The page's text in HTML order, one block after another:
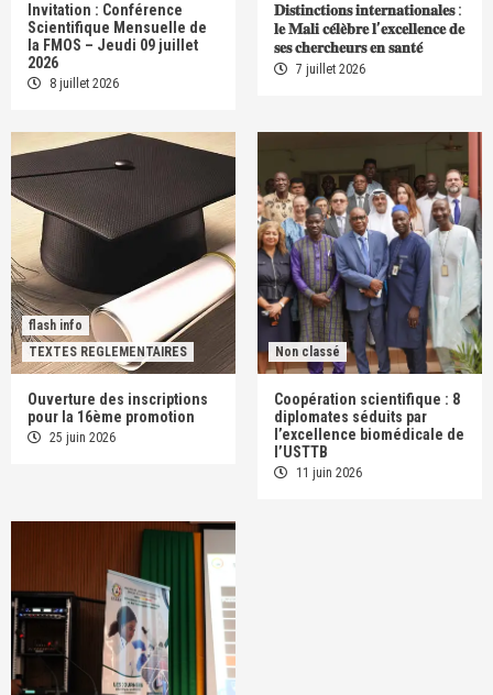
Invitation : Conférence
Scientifique Mensuelle de
la FMOS – Jeudi 09 juillet
2026
8 juillet 2026
𝐃𝐢𝐬𝐭𝐢𝐧𝐜𝐭𝐢𝐨𝐧𝐬 𝐢𝐧𝐭𝐞𝐫𝐧𝐚𝐭𝐢𝐨𝐧𝐚𝐥𝐞𝐬 :
𝐥𝐞 𝐌𝐚𝐥𝐢 𝐜𝐞́𝐥𝐞̀𝐛𝐫𝐞 𝐥’𝐞𝐱𝐜𝐞𝐥𝐥𝐞𝐧𝐜𝐞 𝐝𝐞
𝐬𝐞𝐬 𝐜𝐡𝐞𝐫𝐜𝐡𝐞𝐮𝐫𝐬 𝐞𝐧 𝐬𝐚𝐧𝐭𝐞́
7 juillet 2026
flash info
TEXTES REGLEMENTAIRES
Ouverture des inscriptions
pour la 16ème promotion
25 juin 2026
Non classé
Coopération scientifique : 8
diplomates séduits par
l’excellence biomédicale de
l’USTTB
11 juin 2026